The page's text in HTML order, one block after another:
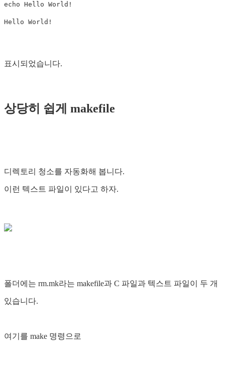
echo Hello World!
표시되었습니다.
상당히 쉽게 makefile
디렉토리 청소를 자동화해 봅니다.
이런 텍스트 파일이 있다고 하자.
폴더에는 rm.mk라는 makefile과 C 파일과 텍스트 파일이 두 개
있습니다.
여기를 make 명령으로